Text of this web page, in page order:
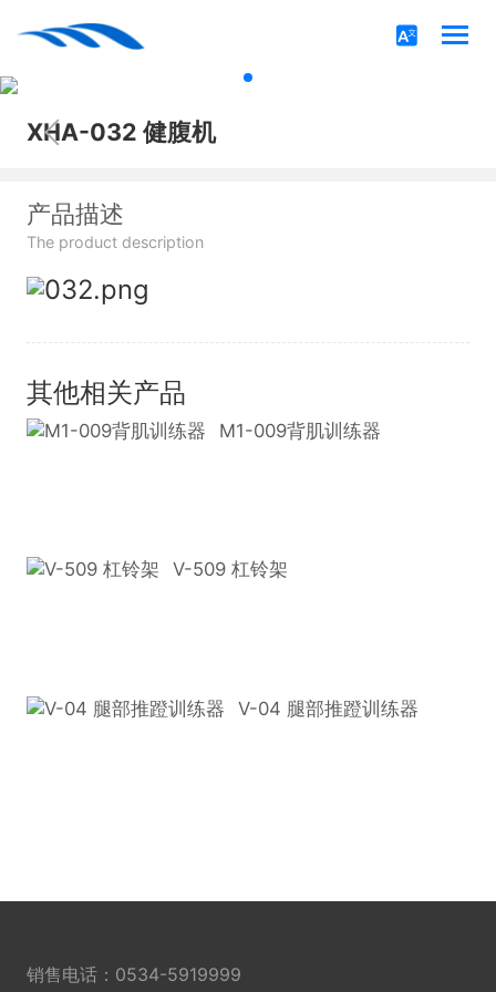
XHA-032 健腹机
产品描述
The product description
其他相关产品
M1-009背肌训练器
V-509 杠铃架
V-04 腿部推蹬训练器
销售电话： 0534-5919999